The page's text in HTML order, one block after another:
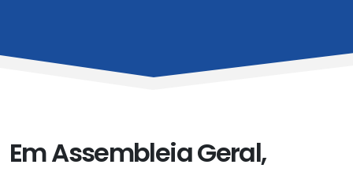
Em Assembleia Geral,